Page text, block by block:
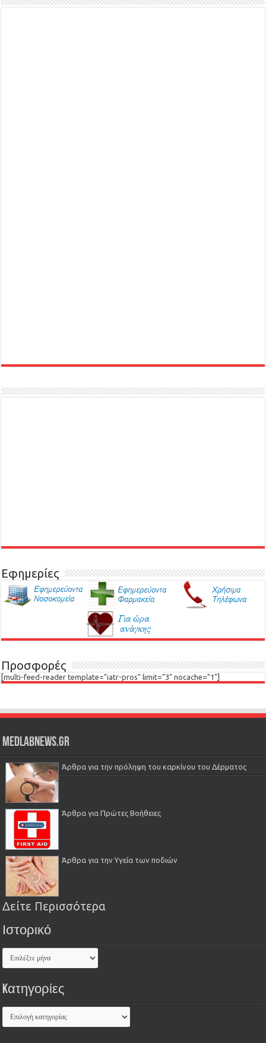
Εφημερίες
Προσφορές
[multi-feed-reader template="iatr-pros" limit="3" nocache="1"]
Medlabnews.gr
Άρθρα για την πρόληψη του καρκίνου του Δέρματος
Άρθρα για Πρώτες Βοήθειες
Άρθρα για την Υγεία των ποδιών
Δείτε Περισσότερα
Ιστορικό
Kατηγορίες